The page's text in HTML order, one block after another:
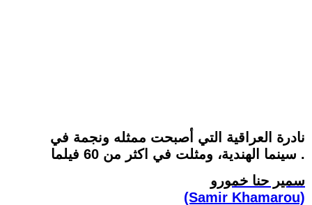
نادرة العراقية التي أصبحت ممثله ونجمة في
سينما الهندية، ومثلت في اكثر من 60 فيلما .
سمير حنا خمورو
(Samir Khamarou)